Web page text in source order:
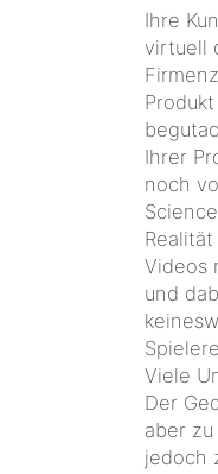
Ihre
virtuell
Ihrer
noch
Videos
und
Viele
Der
aber
jedoch